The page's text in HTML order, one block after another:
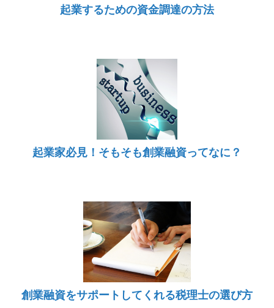
起業するための資金調達の方法
起業家必見！そもそも創業融資ってなに？
創業融資をサポートしてくれる税理士の選び方